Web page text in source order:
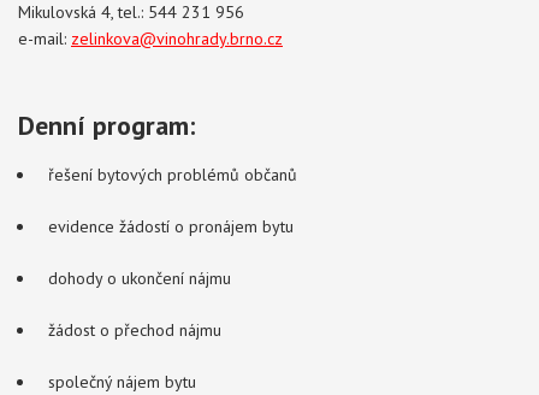
Mikulovská 4, tel.: 544 231 956
e-mail: zelinkova@vinohrady.brno.cz
Denní program:
řešení bytových problémů občanů
evidence žádostí o pronájem bytu
dohody o ukončení nájmu
žádost o přechod nájmu
společný nájem bytu